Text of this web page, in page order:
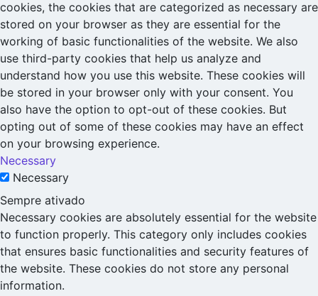
cookies, the cookies that are categorized as necessary are
stored on your browser as they are essential for the
working of basic functionalities of the website. We also
use third-party cookies that help us analyze and
understand how you use this website. These cookies will
be stored in your browser only with your consent. You
also have the option to opt-out of these cookies. But
opting out of some of these cookies may have an effect
on your browsing experience.
Necessary
Necessary
Sempre ativado
Necessary cookies are absolutely essential for the website
to function properly. This category only includes cookies
that ensures basic functionalities and security features of
the website. These cookies do not store any personal
information.